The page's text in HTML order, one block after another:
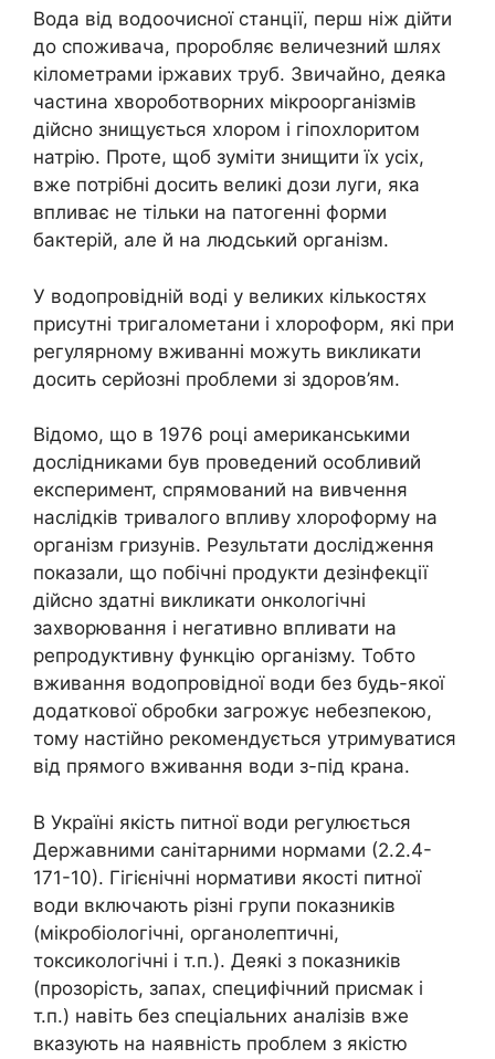
Вода від водоочисної станції, перш ніж дійти
до споживача, проробляє величезний шлях
кілометрами іржавих труб. Звичайно, деяка
частина хвороботворних мікроорганізмів
дійсно знищується хлором і гіпохлоритом
натрію. Проте, щоб зуміти знищити їх усіх,
вже потрібні досить великі дози луги, яка
впливає не тільки на патогенні форми
бактерій, але й на людський організм.
У водопровідній воді у великих кількостях
присутні тригалометани і хлороформ, які при
регулярному вживанні можуть викликати
досить серйозні проблеми зі здоров’ям.
Відомо, що в 1976 році американськими
дослідниками був проведений особливий
експеримент, спрямований на вивчення
наслідків тривалого впливу хлороформу на
організм гризунів. Результати дослідження
показали, що побічні продукти дезінфекції
дійсно здатні викликати онкологічні
захворювання і негативно впливати на
репродуктивну функцію організму. Тобто
вживання водопровідної води без будь-якої
додаткової обробки загрожує небезпекою,
тому настійно рекомендується утримуватися
від прямого вживання води з-під крана.
В Україні якість питної води регулюється
Державними санітарними нормами (2.2.4-
171-10). Гігієнічні нормативи якості питної
води включають різні групи показників
(мікробіологічні, органолептичні,
токсикологічні і т.п.). Деякі з показників
(прозорість, запах, специфічний присмак і
т.п.) навіть без спеціальних аналізів вже
вказують на наявність проблем з якістю